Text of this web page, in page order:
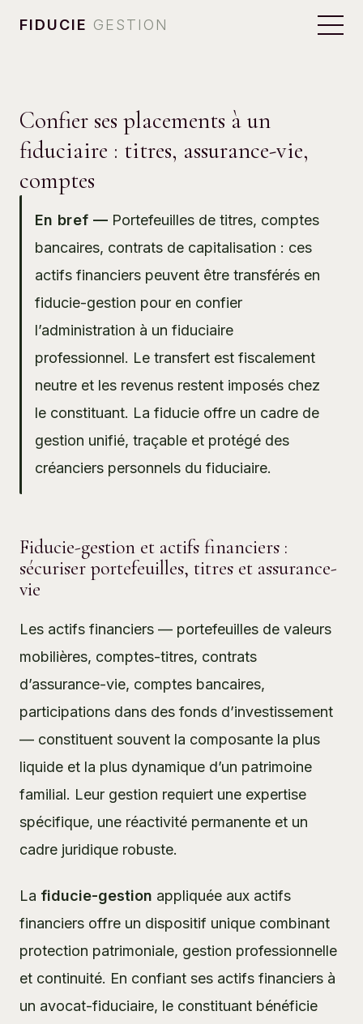
FIDUCIE GESTION
Confier ses placements à un
fiduciaire : titres, assurance-vie,
comptes
En bref — Portefeuilles de titres, comptes
bancaires, contrats de capitalisation : ces
actifs financiers peuvent être transférés en
fiducie-gestion pour en confier
l’administration à un fiduciaire
professionnel. Le transfert est fiscalement
neutre et les revenus restent imposés chez
le constituant. La fiducie offre un cadre de
gestion unifié, traçable et protégé des
créanciers personnels du fiduciaire.
Fiducie-gestion et actifs financiers :
sécuriser portefeuilles, titres et assurance-
vie
Les actifs financiers — portefeuilles de valeurs
mobilières, comptes-titres, contrats
d’assurance-vie, comptes bancaires,
participations dans des fonds d’investissement
— constituent souvent la composante la plus
liquide et la plus dynamique d’un patrimoine
familial. Leur gestion requiert une expertise
spécifique, une réactivité permanente et un
cadre juridique robuste.
La fiducie-gestion appliquée aux actifs
financiers offre un dispositif unique combinant
protection patrimoniale, gestion professionnelle
et continuité. En confiant ses actifs financiers à
un avocat-fiduciaire, le constituant bénéficie